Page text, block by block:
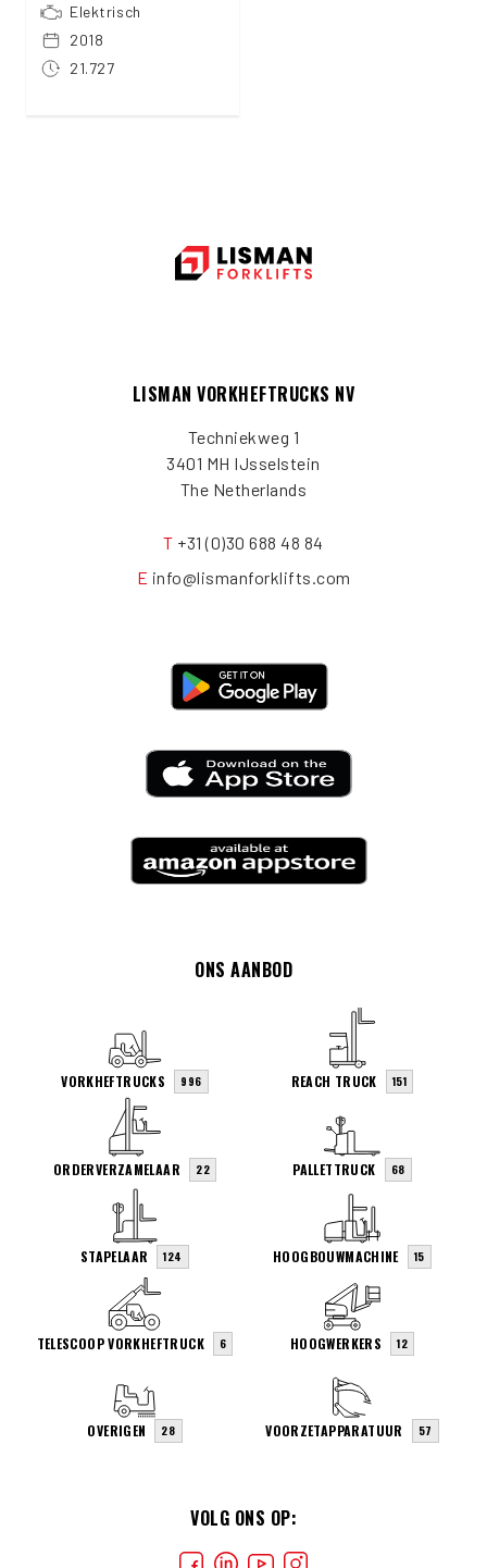
Elektrisch
2018
21.727
LISMAN VORKHEFTRUCKS NV
Techniekweg 1
3401 MH IJsselstein
The Netherlands
T +31 (0)30 688 48 84
E info@lismanforklifts.com
VOLG ONS OP:
ONS AANBOD
VORKHEFTRUCKS 996 REACH TRUCK 151
ORDERVERZAMELAAR 22 PALLETTRUCK 68
STAPELAAR 124 HOOGBOUWMACHINE 15
TELESCOOP VORKHEFTRUCK 6 HOOGWERKERS 12
OVERIGEN 28 VOORZETAPPARATUUR 57